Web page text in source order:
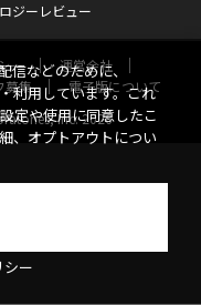
ジーレビュー
ー
運営会社
募集
電子版について
Inc. 2026
信などのために、
利用しています。これ
定や使用に同意したこ
、オプトアウトについ
シー